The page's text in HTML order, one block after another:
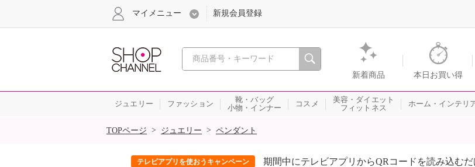
心おどる、瞬間を。通販・テレビショッピングのショップチャンネル
新着商品 本日お買い得
マイメニュー 新規会員登録
ジュエリー ファッション
靴・バッグ
小物・インナー
コスメ
美容・ダイエット
フィットネス
ホーム・インテリ
SALE
TOPページ > ジュエリー > ペンダント
テレビアプリを使おうキャンペーン 期間中にテレビアプリからQRコードを読み込む